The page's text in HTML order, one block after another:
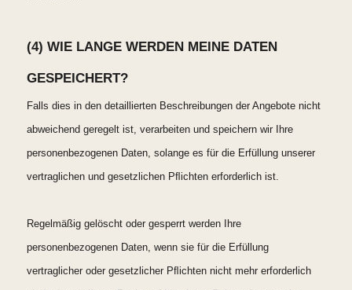
(4) WIE LANGE WERDEN MEINE DATEN
GESPEICHERT?
Falls dies in den detaillierten Beschreibungen der Angebote nicht
abweichend geregelt ist, verarbeiten und speichern wir Ihre
personenbezogenen Daten, solange es für die Erfüllung unserer
vertraglichen und gesetzlichen Pﬂichten erforderlich ist.
Regelmäßig gelöscht oder gesperrt werden Ihre
personenbezogenen Daten, wenn sie für die Erfüllung
vertraglicher oder gesetzlicher Pﬂichten nicht mehr erforderlich